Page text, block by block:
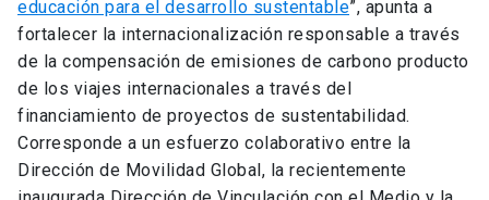
educación para el desarrollo sustentable”, apunta a
fortalecer la internacionalización responsable a través
de la compensación de emisiones de carbono producto
de los viajes internacionales a través del
financiamiento de proyectos de sustentabilidad.
Corresponde a un esfuerzo colaborativo entre la
Dirección de Movilidad Global, la recientemente